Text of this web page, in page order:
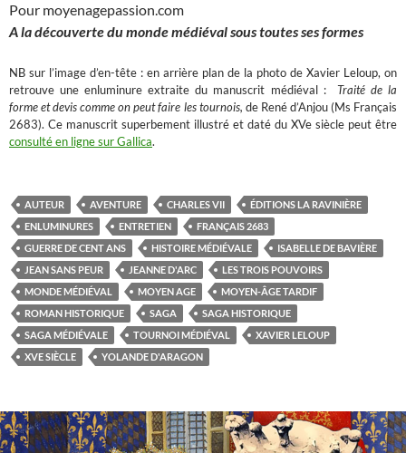
Pour moyenagepassion.com
A la découverte du monde médiéval sous toutes ses formes
NB sur l’image d’en-tête : en arrière plan de la photo de Xavier Leloup, on
retrouve une enluminure extraite du manuscrit médiéval : Traité de la
forme et devis comme on peut faire les tournois, de René d’Anjou (Ms Français
2683). Ce manuscrit superbement illustré et daté du XVe siècle peut être
consulté en ligne sur Gallica.
AUTEUR AVENTURE CHARLES VII
ÉDITIONS LA RAVINIÈRE
ENLUMINURES
ENTRETIEN
FRANÇAIS 2683
GUERRE DE CENT ANS
HISTOIRE MÉDIÉVALE
ISABELLE DE BAVIÈRE
JEAN SANS PEUR
JEANNE D'ARC
LES TROIS POUVOIRS
MONDE MÉDIÉVAL
MOYEN AGE
MOYEN-ÂGE TARDIF
ROMAN HISTORIQUE
SAGA
SAGA HISTORIQUE
SAGA MÉDIÉVALE
TOURNOI MÉDIÉVAL
XAVIER LELOUP
XVE SIÈCLE
YOLANDE D'ARAGON